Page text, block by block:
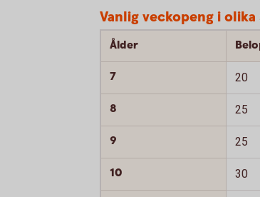
Vanlig veckopeng i
Ålder
7 20
8 25
9 25
10 30